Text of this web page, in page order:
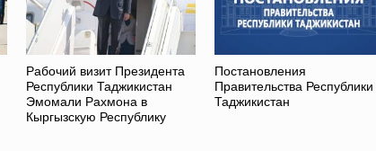
Рабочий визит Президента
Республики Таджикистан
Эмомали Рахмона в
Кыргызскую Республику
Постановления
Правительства Республики
Таджикистан